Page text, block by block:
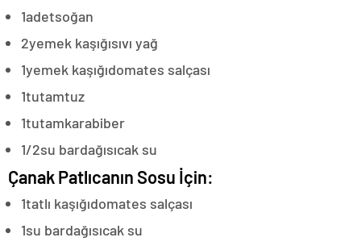
1adetsoğan
2yemek kaşığısıvı yağ
1yemek kaşığıdomates salçası
1tutamtuz
1tutamkarabiber
1/2su bardağısıcak su
Çanak Patlıcanın Sosu İçin:
1tatlı kaşığıdomates salçası
1su bardağısıcak su